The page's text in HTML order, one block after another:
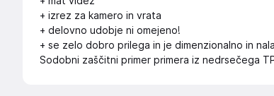
+ izrez za kamero in vrata
+ delovno udobje ni omejeno!
+ se zelo dobro prilega in je dimenzionalno in
Sodobni zaščitni primer primera iz nedrsečega